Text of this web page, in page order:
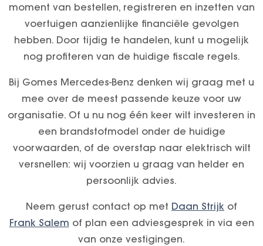
moment van bestellen, registreren en inzetten van
voertuigen aanzienlijke financiële gevolgen
hebben. Door tijdig te handelen, kunt u mogelijk
nog profiteren van de huidige fiscale regels.
Bij Gomes Mercedes-Benz denken wij graag met u
mee over de meest passende keuze voor uw
organisatie. Of u nu nog één keer wilt investeren in
een brandstofmodel onder de huidige
voorwaarden, of de overstap naar elektrisch wilt
versnellen: wij voorzien u graag van helder en
persoonlijk advies.
Neem gerust contact op met Daan Strijk of
Frank Salem of plan een adviesgesprek in via een
van onze vestigingen.